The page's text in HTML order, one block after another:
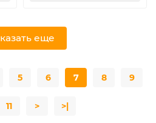
еще
5 6 7 8 9
11 > >|